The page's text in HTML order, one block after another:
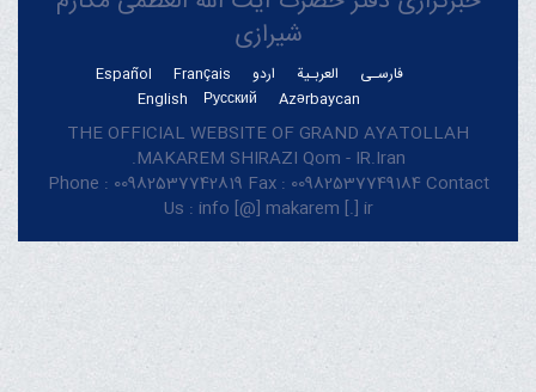
شیرازی
فارسـی العربـیة اردو Français
Español
Azərbaycan
Русский
English
THE OFFICIAL WEBSITE OF GRAND AYATOLLAH
MAKAREM SHIRAZI Qom - IR.Iran.
Phone : 00982537742819 Fax : 00982537749184 Contact
Us : info [@] makarem [.] ir